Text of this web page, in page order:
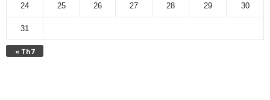
« Th7
24 25 26 27 28 29 30
31